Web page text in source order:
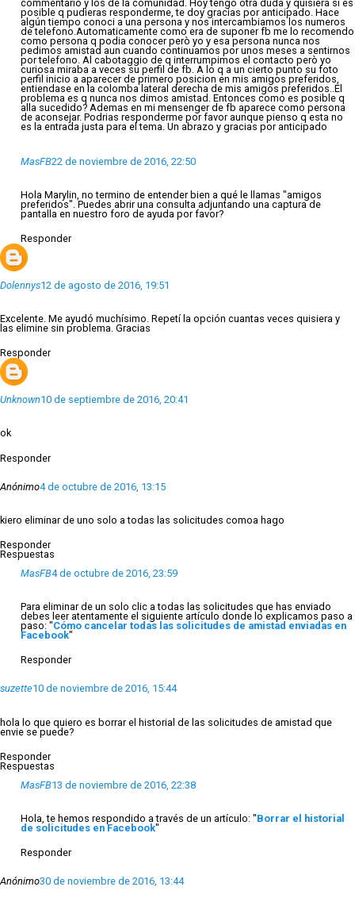
commentario y los de la comunidad. Hoy tengo otra duda y quisiera si es
posible q pudieras responderme, te doy gracias por anticipado. Hace
algún tiempo conoci a una persona y nos intercambiamos los numeros
de telefono.Automaticamente como era de suponer fb me lo recomendo
como persona q podia conocer però yo y esa persona nunca nos
pedimos amistad aun cuando continuamos por unos meses a sentirnos
por telefono. Al cabotaggio de q interrumpimos el contacto però yo
curiosa miraba a veces su perfil de fb. A lo q a un cierto punto su foto
perfil inicio a aparecer de primero posicion en mis amigos preferidos,
entiendase en la colomba lateral derecha de mis amigos preferidos..El
problema es q nunca nos dimos amistad. Entonces como es posible q
alla sucedido? Ademas en mi mensenger de fb aparece como persona
de aconsejar. Podrias responderme por favor aunque pienso q esta no
es la entrada justa para el tema. Un abrazo y gracias por anticipado
MasFB22 de noviembre de 2016, 22:50
Hola Marylin, no termino de entender bien a qué le llamas "amigos
preferidos". Puedes abrir una consulta adjuntando una captura de
pantalla en nuestro foro de ayuda por favor?
Responder
Dolennys12 de agosto de 2016, 19:51
Excelente. Me ayudó muchísimo. Repetí la opción cuantas veces quisiera y
las elimine sin problema. Gracias
Responder
Unknown10 de septiembre de 2016, 20:41
ok
Responder
Anónimo4 de octubre de 2016, 13:15
kiero eliminar de uno solo a todas las solicitudes comoa hago
Responder
Respuestas
MasFB4 de octubre de 2016, 23:59
Para eliminar de un solo clic a todas las solicitudes que has enviado
debes leer atentamente el siguiente artículo donde lo explicamos paso a
paso: "Cómo cancelar todas las solicitudes de amistad enviadas en
Facebook"
Responder
suzette10 de noviembre de 2016, 15:44
hola lo que quiero es borrar el historial de las solicitudes de amistad que
envie se puede?
Responder
Respuestas
MasFB13 de noviembre de 2016, 22:38
Hola, te hemos respondido a través de un artículo: "Borrar el historial
de solicitudes en Facebook"
Responder
Anónimo30 de noviembre de 2016, 13:44